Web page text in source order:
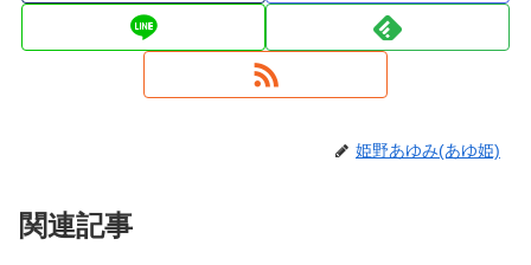
姫野あゆみ(あゆ姫)
関連記事